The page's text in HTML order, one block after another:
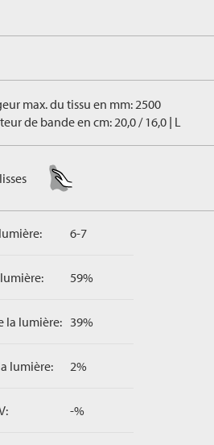
max. du tissu en mm: 2500
de bande en cm: 20,0 / 16,0 | L
6-7
59%
la lumière: 39%
lumière: 2%
-%